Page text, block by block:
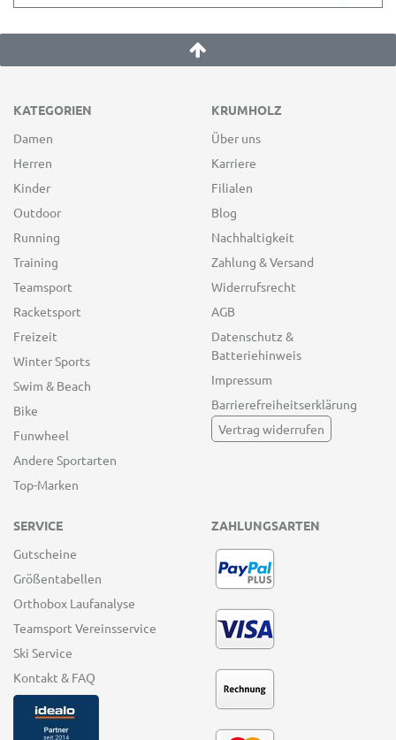
KATEGORIEN
Damen
Herren
Kinder
Outdoor
Running
Training
Teamsport
Racketsport
Freizeit
Winter Sports
Swim & Beach
Bike
Funwheel
Andere Sportarten
Top-Marken
KRUMHOLZ
Über uns
Karriere
Filialen
Blog
Nachhaltigkeit
Zahlung & Versand
Widerrufsrecht
AGB
Datenschutz &
Batteriehinweis
Impressum
Barrierefreiheitserklärung
Vertrag widerrufen
SERVICE
Gutscheine
Größentabellen
Orthobox Laufanalyse
Teamsport Vereinsservice
Ski Service
Kontakt & FAQ
ZAHLUNGSARTEN